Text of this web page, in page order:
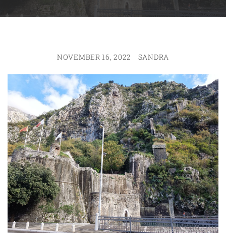
NOVEMBER 16, 2022 SANDRA